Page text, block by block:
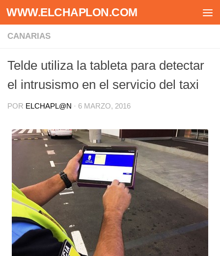
Saltar al contenido
WWW.ELCHAPLON.COM
CANARIAS
Telde utiliza la tableta para detectar
el intrusismo en el servicio del taxi
POR ELCHAPL@N · 6 MARZO, 2016